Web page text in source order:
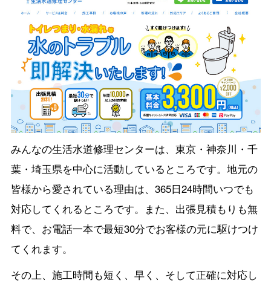
みんなの生活水道修理センターは、東京・神奈川・千
葉・埼玉県を中心に活動しているところです。地元の
皆様から愛されている理由は、365日24時間いつでも
対応してくれるところです。また、出張見積もりも無
料で、お電話一本で最短30分でお客様の元に駆けつけ
てくれます。
その上、施工時間も短く、早く、そして正確に対応し